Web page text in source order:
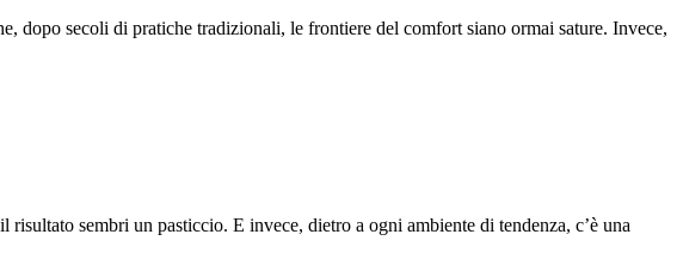
dopo secoli di pratiche tradizionali, le frontiere del comfort siano ormai sature. Invece,
sembri un pasticcio. E invece, dietro a ogni ambiente di tendenza, c’è una